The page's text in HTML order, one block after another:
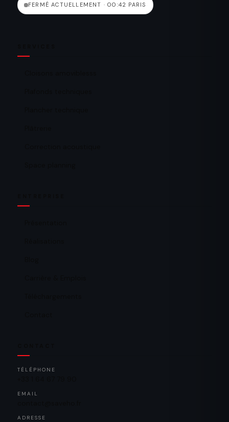
FERMÉ ACTUELLEMENT · 00:42 PARIS
TÉLÉPHONE
EMAIL
ADRESSE